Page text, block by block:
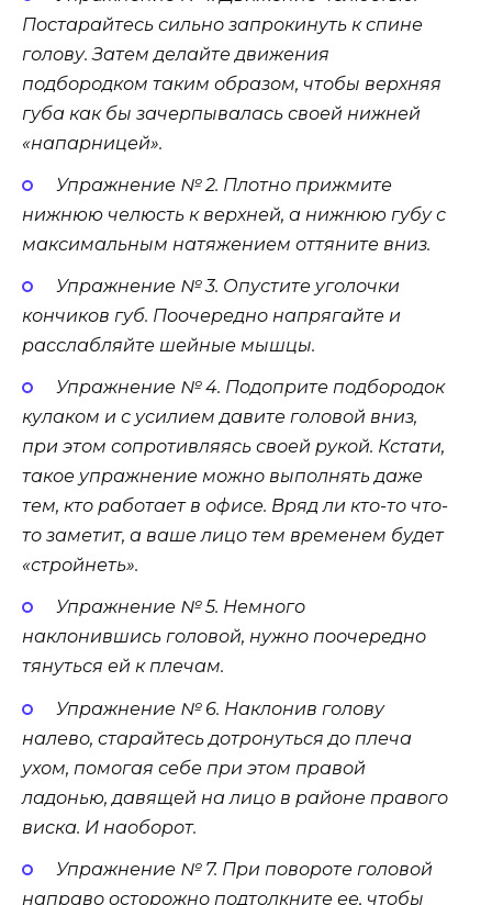
Постарайтесь сильно запрокинуть к спине
голову. Затем делайте движения
подбородком таким образом, чтобы верхняя
губа как бы зачерпывалась своей нижней
«напарницей».
Упражнение № 2. Плотно прижмите
нижнюю челюсть к верхней, а нижнюю губу с
максимальным натяжением оттяните вниз.
Упражнение № 3. Опустите уголочки
кончиков губ. Поочередно напрягайте и
расслабляйте шейные мышцы.
Упражнение № 4. Подоприте подбородок
кулаком и с усилием давите головой вниз,
при этом сопротивляясь своей рукой. Кстати,
такое упражнение можно выполнять даже
тем, кто работает в офисе. Вряд ли кто-то что-
то заметит, а ваше лицо тем временем будет
«стройнеть».
Упражнение № 5. Немного
наклонившись головой, нужно поочередно
тянуться ей к плечам.
Упражнение № 6. Наклонив голову
налево, старайтесь дотронуться до плеча
ухом, помогая себе при этом правой
ладонью, давящей на лицо в районе правого
виска. И наоборот.
Упражнение № 7. При повороте головой
направо осторожно подтолкните ее, чтобы